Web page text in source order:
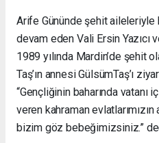
Arife Gününde şehit aileleriyle
devam eden Vali Ersin Yazıcı
1989 yılında Mardin’de şehit
Taş’ın annesi GülsümTaş’ı
“Gençliğinin baharında vatanı
veren kahraman
bizim göz bebeğimizsiniz.”